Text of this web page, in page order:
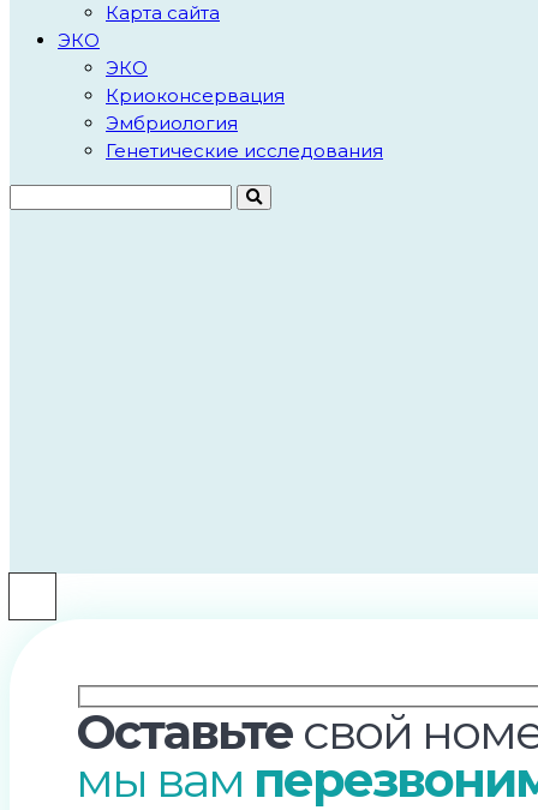
Карта сайта
ЭКО
ЭКО
Криоконсервация
Эмбриология
Генетические исследования
Оставьте свой
мы вам